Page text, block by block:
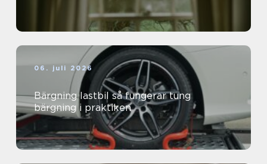
06. juli 2026
Bärgning lastbil så fungerar tung
bärgning i praktiken